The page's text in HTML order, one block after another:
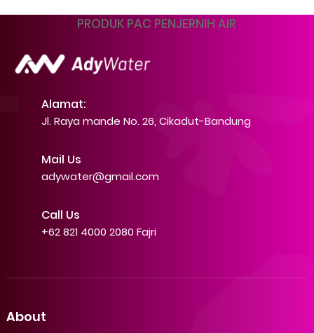
PRODUK PAC PENJERNIH AIR
Alamat:
Jl. Raya mande No. 26, Cikadut-Bandung
Mail Us
adywater@gmail.com
Call Us
+62 821 4000 2080 Fajri
About